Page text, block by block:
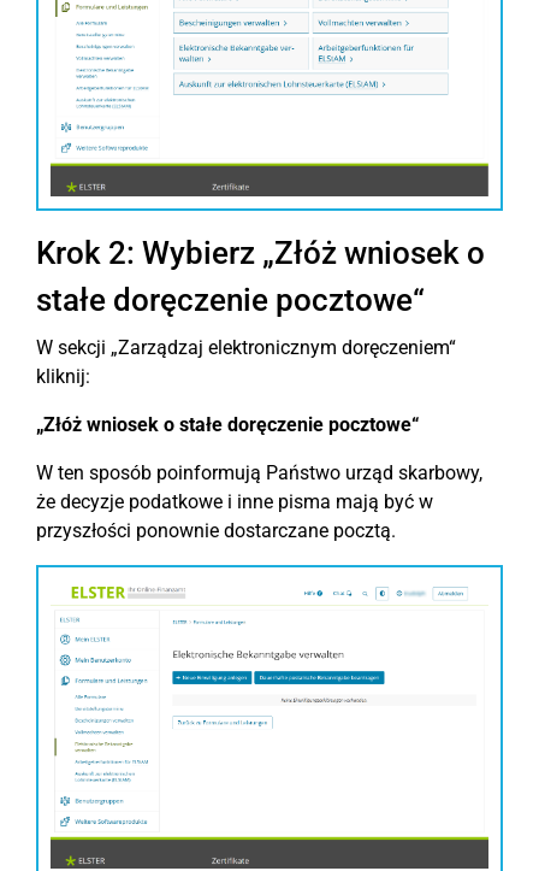
Krok 2: Wybierz „Złóż wniosek o
stałe doręczenie pocztowe“
W sekcji „Zarządzaj elektronicznym doręczeniem“
kliknij:
„Złóż wniosek o stałe doręczenie pocztowe“
W ten sposób poinformują Państwo urząd skarbowy,
że decyzje podatkowe i inne pisma mają być w
przyszłości ponownie dostarczane pocztą.